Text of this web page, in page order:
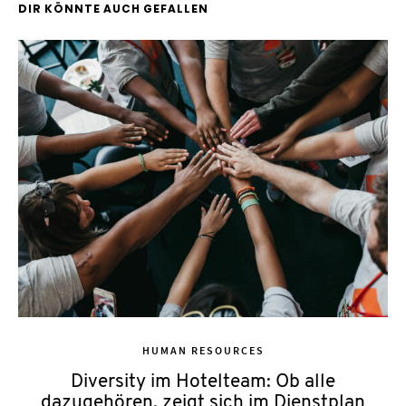
DIR KÖNNTE AUCH GEFALLEN
HUMAN RESOURCES
Diversity im Hotelteam: Ob alle